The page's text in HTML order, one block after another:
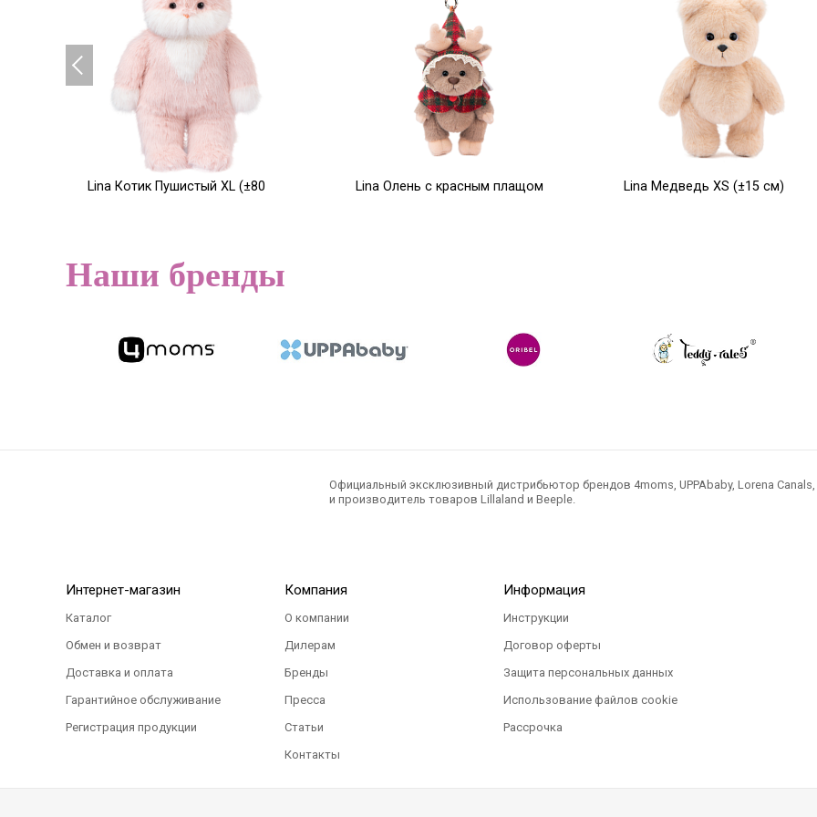
Lina Котик Пушистый XL (±80
Lina Олень с красным плащом
Lina Медведь XS (±15 см)
Наши бренды
Официальный эксклюзивный дистрибьютор брендов 4moms, UPPAbaby, Lorena
и производитель товаров Lillaland и Beeple.
Интернет-магазин
Каталог
Обмен и возврат
Доставка и оплата
Гарантийное обслуживание
Регистрация продукции
Компания
О компании
Дилерам
Бренды
Пресса
Статьи
Контакты
Информация
Инструкции
Договор оферты
Защита персональных данных
Использование файлов cookie
Рассрочка